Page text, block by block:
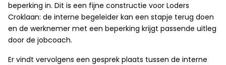
beperking in. Dit is een fijne constructie voor Loders
Croklaan: de interne begeleider kan een stapje terug doen
en de werknemer met een beperking krijgt passende uitleg
door de jobcoach.
Er vindt vervolgens een gesprek plaats tussen de interne